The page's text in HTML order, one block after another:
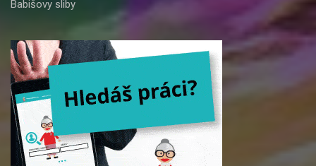
Babišovy sliby